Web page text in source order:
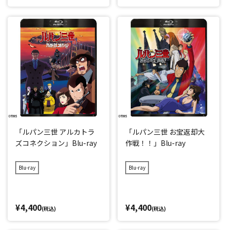
「ルパン三世 アルカトラ
ズコネクション」Blu-ray
Blu-ray
¥4,400(税込)
「ルパン三世 お宝返却大
作戦！！」Blu-ray
Blu-ray
¥4,400(税込)